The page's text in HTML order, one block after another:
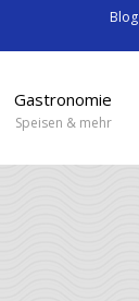
Blog
Gastronomie
Speisen & mehr